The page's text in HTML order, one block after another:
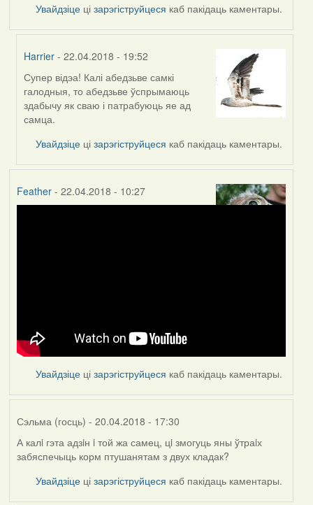
Увайдзіце цізарэгіструйцеся каб пакідаць каментары.
Harrier - 22.04.2018 - 19:52
In
reply
to
by
Feather
Супер відэа! Калі абедзьве самкі
галодныя, то абедзьве ўспрымаюць
здабычу як сваю і патрабуюць яе ад
самца.
Увайдзіце цізарэгіструйцеся каб пакідаць каментары.
Feather- 22.04.2018 - 10:27
Увайдзіце цізарэгіструйцеся каб пакідаць каментары.
Сэльма (госць) - 20.04.2018 - 17:30
А калi гэта адзiн i той жа самец, цi змогуць яны ўтраiх
забяспечыць корм птушанятам з двух кладак?
Увайдзіце цізарэгіструйцеся каб пакідаць каментары.